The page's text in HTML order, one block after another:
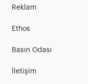
Reklam
Ethos
Basın Odası
İletişim